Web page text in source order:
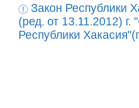
Закон Республики
(ред. от 13.11.2012)
Республики